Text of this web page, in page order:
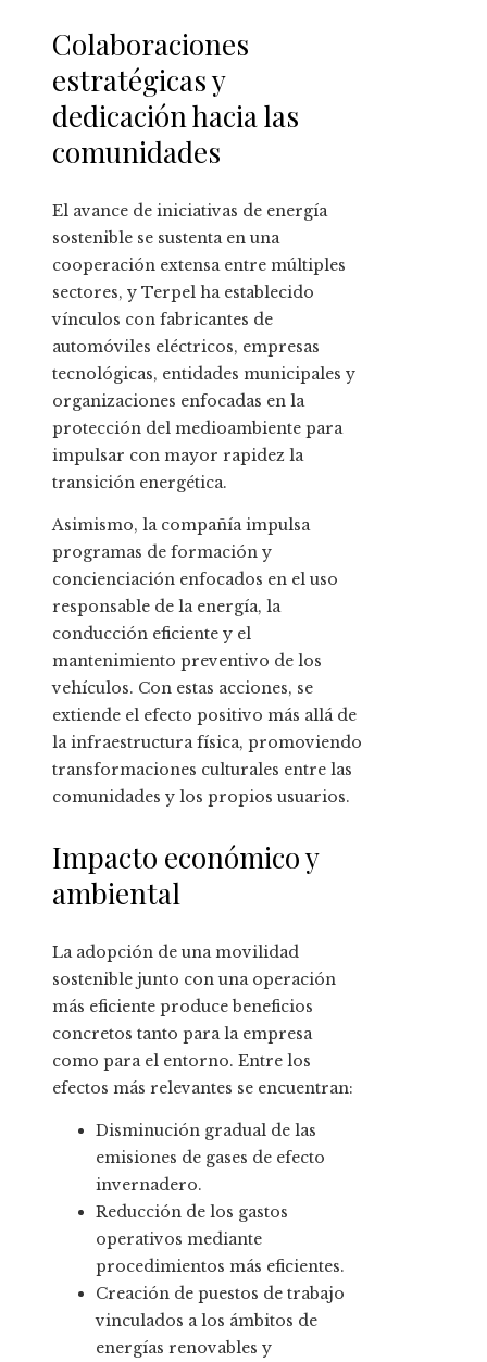
Colaboraciones
estratégicas y
dedicación hacia las
comunidades
El avance de iniciativas de energía
sostenible se sustenta en una
cooperación extensa entre múltiples
sectores, y Terpel ha establecido
vínculos con fabricantes de
automóviles eléctricos, empresas
tecnológicas, entidades municipales y
organizaciones enfocadas en la
protección del medioambiente para
impulsar con mayor rapidez la
transición energética.
Asimismo, la compañía impulsa
programas de formación y
concienciación enfocados en el uso
responsable de la energía, la
conducción eficiente y el
mantenimiento preventivo de los
vehículos. Con estas acciones, se
extiende el efecto positivo más allá de
la infraestructura física, promoviendo
transformaciones culturales entre las
comunidades y los propios usuarios.
Impacto económico y
ambiental
La adopción de una movilidad
sostenible junto con una operación
más eficiente produce beneficios
concretos tanto para la empresa
como para el entorno. Entre los
efectos más relevantes se encuentran:
Disminución gradual de las
emisiones de gases de efecto
invernadero.
Reducción de los gastos
operativos mediante
procedimientos más eficientes.
Creación de puestos de trabajo
vinculados a los ámbitos de
energías renovables y